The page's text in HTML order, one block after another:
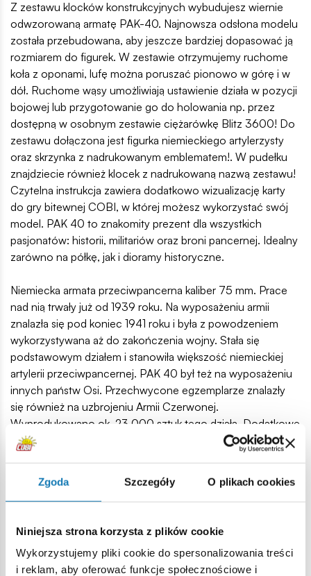
Zgoda Szczegóły O plikach cookies
Niniejsza strona korzysta z plików cookie
Wykorzystujemy pliki cookie do spersonalizowania treści
i reklam, aby oferować funkcje społecznościowe i
Z zestawu klocków konstrukcyjnych wybudujesz wiernie
odwzorowaną armatę PAK-40. Najnowsza odsłona modelu
została przebudowana, aby jeszcze bardziej dopasować ją
rozmiarem do figurek. W zestawie otrzymujemy ruchome
koła z oponami, lufę można poruszać pionowo w górę i w
dół. Ruchome wąsy umożliwiają ustawienie działa w pozycji
bojowej lub przygotowanie go do holowania np. przez
dostępną w osobnym zestawie ciężarówkę Blitz 3600! Do
zestawu dołączona jest figurka niemieckiego artylerzysty
oraz skrzynka z nadrukowanym emblematem!. W pudełku
znajdziecie również klocek z nadrukowaną nazwą zestawu!
Czytelna instrukcja zawiera dodatkowo wizualizację karty
do gry bitewnej COBI, w której możesz wykorzystać swój
model. PAK 40 to znakomity prezent dla wszystkich
pasjonatów: historii, militariów oraz broni pancernej. Idealny
zarówno na półkę, jak i dioramy historyczne.
Niemiecka armata przeciwpancerna kaliber 75 mm. Prace
nad nią trwały już od 1939 roku. Na wyposażeniu armii
znalazła się pod koniec 1941 roku i była z powodzeniem
wykorzystywana aż do zakończenia wojny. Stała się
podstawowym działem i stanowiła większość niemieckiej
artylerii przeciwpancernej. PAK 40 był też na wyposażeniu
innych państw Osi. Przechwycone egzemplarze znalazły
się również na uzbrojeniu Armii Czerwonej.
Wyprodukowano ok. 23 000 sztuk tego działa. Dodatkowe
6000 sztuk weszło na uzbrojenie niemieckich niszczycieli
czołgów. PAK 40 był niezwykle udaną konstrukcją. Działo
było w stanie zniszczyć niemal każdy czołg aliantów nawet
w końcowej fazie wojny. Wyjątek stanowiły jedynie ciężko
opancerzone czołgi radziecki IS-2 oraz amerykański M26
90 wysokiej jakości elementów,
wyprodukowane w UE przez firmę z ponad 20-letnią